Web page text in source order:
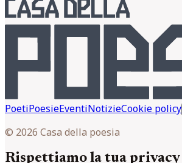
PoetiPoesieEventiNotizieCookie policy
© 2026 Casa della poesia
Rispettiamo la tua privacy